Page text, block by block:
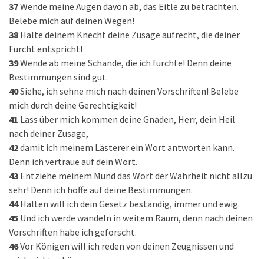
37Wende meine Augen davon ab, das Eitle zu betrachten.
Belebe mich auf deinen Wegen!
38 Halte deinem Knecht deine Zusage aufrecht, die deiner
Furcht entspricht!
39Wende ab meine Schande, die ich fürchte! Denn deine
Bestimmungen sind gut.
40Siehe, ich sehne mich nach deinen Vorschriften! Belebe
mich durch deine Gerechtigkeit!
41 Lass über mich kommen deine Gnaden, Herr, dein Heil
nach deiner Zusage,
42damit ich meinem Lästerer ein Wort antworten kann.
Denn ich vertraue auf dein Wort.
43 Entziehe meinem Mund das Wort der Wahrheit nicht allzu
sehr! Denn ich hoffe auf deine Bestimmungen.
44 Halten will ich dein Gesetz beständig, immer und ewig.
45 Und ich werde wandeln in weitem Raum, denn nach deinen
Vorschriften habe ich geforscht.
46Vor Königen will ich reden von deinen Zeugnissen und